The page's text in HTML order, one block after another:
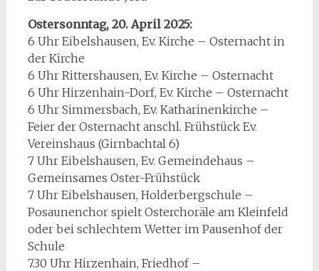
Ostersonntag, 20. April 2025:
6 Uhr Eibelshausen, Ev. Kirche – Osternacht in
der Kirche
6 Uhr Rittershausen, Ev. Kirche – Osternacht
6 Uhr Hirzenhain-Dorf, Ev. Kirche – Osternacht
6 Uhr Simmersbach, Ev. Katharinenkirche –
Feier der Osternacht anschl. Frühstück Ev.
Vereinshaus (Girnbachtal 6)
7 Uhr Eibelshausen, Ev. Gemeindehaus –
Gemeinsames Oster-Frühstück
7 Uhr Eibelshausen, Holderbergschule –
Posaunenchor spielt Osterchoräle am Kleinfeld
oder bei schlechtem Wetter im Pausenhof der
Schule
7.30 Uhr Hirzenhain, Friedhof –